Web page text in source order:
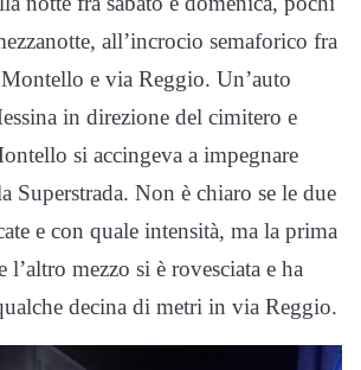
all’incrocio semaforico fra
e via Reggio. Un’auto
in direzione del cimitero e
si accingeva a impegnare
Superstrada. Non è chiaro se le due
e con quale intensità, ma la prima
l’altro mezzo si è rovesciata e ha
decina di metri in via Reggio.